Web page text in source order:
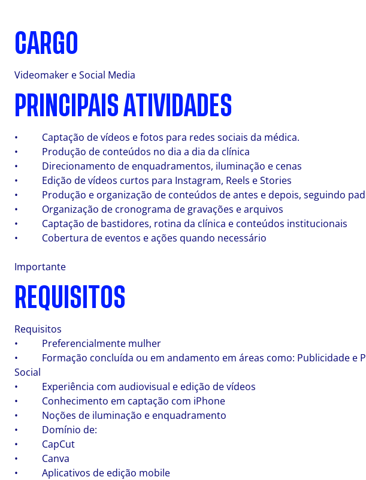
CARGO
Videomaker e Social Media
PRINCIPAIS ATIVIDADES
• Captação de vídeos e fotos para redes sociais da médica.
• Produção de conteúdos no dia a dia da clínica
• Direcionamento de enquadramentos, iluminação e cenas
• Edição de vídeos curtos para Instagram, Reels e Stories
• Produção e organização de conteúdos de antes e depois, seguindo
• Organização de cronograma de gravações e arquivos
• Captação de bastidores, rotina da clínica e conteúdos institucionais
• Cobertura de eventos e ações quando necessário
Importante
REQUISITOS
Requisitos
• Preferencialmente mulher
• Formação concluída ou em andamento em áreas como: Publicidade e
Social
• Experiência com audiovisual e edição de vídeos
• Conhecimento em captação com iPhone
• Noções de iluminação e enquadramento
• Domínio de:
• CapCut
• Canva
• Aplicativos de edição mobile